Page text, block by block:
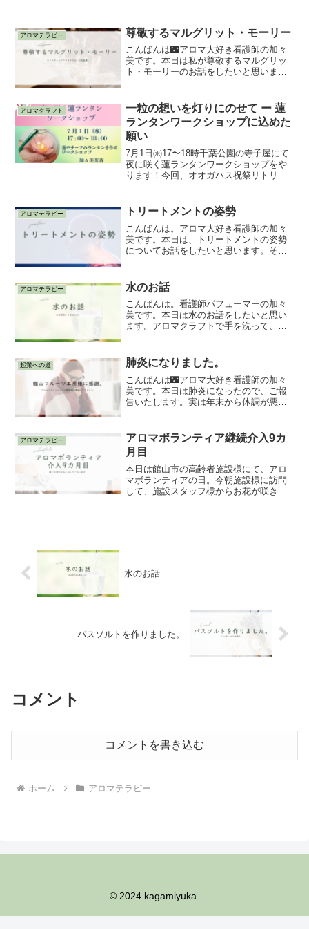
アロマテラピー 尊敬するマルグリット・モーリー
こんばんは🌃アロマ大好き看護師の加々
美です。本日は私が尊敬するマルグリッ
ト・モーリーのお話をしたいと思いま
けを見た第一印象は「とても真面目そう
な人」でした。すでに亡くなっ...
アロマクラフト
一粒の想いを灯りにのせて ー 蓮
ランタンワークショップに込めた
願い
7月1日㈬17〜18時千葉公園の寺子屋にて
夜に咲く蓮ランタンワークショップをや
ります！今回、オオガハス祝祭リトリー
加々美です！今回は4/17から本公開した
クラウドファ...
アロマテラピー トリートメントの姿勢
こんばんは。アロマ大好き看護師の加々
美です。本日は、トリートメントの姿勢
についてお話をしたいと思います。そも
を垂直に立てて行う2足歩行のことを指し
ます。ところで、人...
アロマテラピー 水のお話
こんばんは。看護師パフューマーの加々
美です。本日は水のお話をしたいと思い
ます。アロマクラフトで手を洗って、ビ
使います。今日は普段何気なく使ってい
るものを少し調べてみまし...
起業への道 肺炎になりました。
こんばんは🌃アロマ大好き看護師の加々
美です。本日は肺炎になったので、ご報
告いたします。実は年末から体調が悪く
も、昨年11月に大好きな祖母が他界しま
した。祖母の葬儀を家族み...
アロマテラピー
アロマボランティア継続介入9カ
月目
本日は館山市の高齢者施設様にて、アロ
マボランティアの日。今朝施設様に訪問
して、施設スタッフ様からお花が咲き誇
水のお話
バスソルトを作りました。
コメント
コメントを書き込む
ホーム アロマテラピー
© 2024 kagamiyuka.